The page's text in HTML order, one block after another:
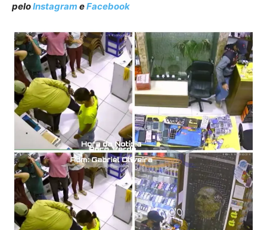
peloInstagram eFacebook